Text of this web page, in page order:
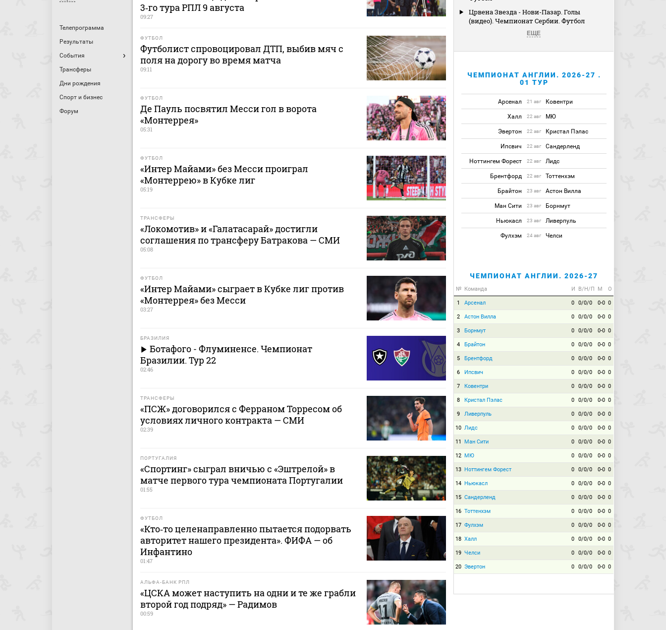
Телепрограмма
Результаты
События
Трансферы
Дни рождения
Спорт и бизнес
Форум
3‑го тура РПЛ 9 августа
09:27
ФУТБОЛ
Футболист спровоцировал ДТП, выбив мяч с
поля на дорогу во время матча
09:11
ФУТБОЛ
Де Пауль посвятил Месси гол в ворота
«Монтеррея»
05:31
ФУТБОЛ
«Интер Майами» без Месси проиграл
«Монтеррею» в Кубке лиг
05:19
ТРАНСФЕРЫ
«Локомотив» и «Галатасарай» достигли
соглашения по трансферу Батракова — СМИ
05:08
ФУТБОЛ
«Интер Майами» сыграет в Кубке лиг против
«Монтеррея» без Месси
03:27
БРАЗИЛИЯ
Ботафого - Флуминенсе. Чемпионат
Бразилии. Тур 22
02:46
ТРАНСФЕРЫ
«ПСЖ» договорился с Ферраном Торресом об
условиях личного контракта — СМИ
02:39
ПОРТУГАЛИЯ
«Спортинг» сыграл вничью с «Эштрелой» в
матче первого тура чемпионата Португалии
01:55
ФУТБОЛ
«Кто‑то целенаправленно пытается подорвать
авторитет нашего президента». ФИФА — об
Инфантино
01:47
АЛЬФА-БАНК РПЛ
«ЦСКА может наступить на одни и те же грабли
второй год подряд» — Радимов
00:59
Црвена Звезда - Нови-Пазар. Голы
(видео). Чемпионат Сербии. Футбол
ЕЩЕ
ЧЕМПИОНАТ АНГЛИИ. 2026-27 .
01 ТУР
Арсенал 21 авг Ковентри
Халл 22 авг МЮ
Эвертон 22 авг Кристал Пэлас
Ипсвич 22 авг Сандерленд
Ноттингем Форест 22 авг Лидс
Брентфорд 22 авг Тоттенхэм
Брайтон 23 авг Астон Вилла
Ман Сити 23 авг Борнмут
Ньюкасл 23 авг Ливерпуль
Фулхэм 24 авг Челси
ЧЕМПИОНАТ АНГЛИИ. 2026-27
№ Команда И В/Н/П М О
1 Арсенал 0 0/0/0 0-0 0
2 Астон Вилла 0 0/0/0 0-0 0
3 Борнмут 0 0/0/0 0-0 0
4 Брайтон 0 0/0/0 0-0 0
5 Брентфорд 0 0/0/0 0-0 0
6 Ипсвич 0 0/0/0 0-0 0
7 Ковентри 0 0/0/0 0-0 0
8 Кристал Пэлас 0 0/0/0 0-0 0
9 Ливерпуль 0 0/0/0 0-0 0
10 Лидс 0 0/0/0 0-0 0
11 Ман Сити 0 0/0/0 0-0 0
12 МЮ 0 0/0/0 0-0 0
13 Ноттингем Форест 0 0/0/0 0-0 0
14 Ньюкасл 0 0/0/0 0-0 0
15 Сандерленд 0 0/0/0 0-0 0
16 Тоттенхэм 0 0/0/0 0-0 0
17 Фулхэм 0 0/0/0 0-0 0
18 Халл 0 0/0/0 0-0 0
19 Челси 0 0/0/0 0-0 0
20 Эвертон 0 0/0/0 0-0 0